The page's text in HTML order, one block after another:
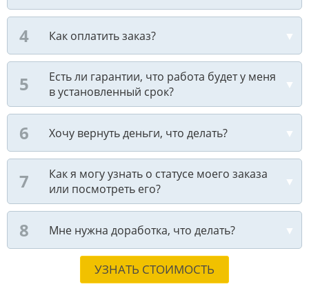
Как оплатить заказ?
Есть ли гарантии, что работа будет у меня
в установленный срок?
Хочу вернуть деньги, что делать?
Как я могу узнать о статусе моего заказа
или посмотреть его?
Мне нужна доработка, что делать?
УЗНАТЬ СТОИМОСТЬ